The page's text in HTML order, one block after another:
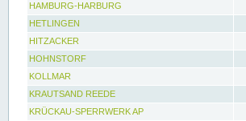
HAMBURG-HARBURG
HETLINGEN
HITZACKER
HOHNSTORF
KOLLMAR
KRAUTSAND REEDE
KRÜCKAU-SPERRWERK AP